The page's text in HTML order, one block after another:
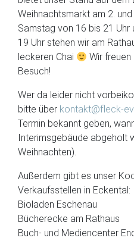
Weihnachtsmarkt am 2.
Samstag von 16 bis 21
19 Uhr stehen wir am
leckeren Chai
Wir freuen
Besuch!
Wer da leider nicht
bitte über kontakt@fleck-
Termin bekannt geben,
Interimsgebäude abgeholt
Weihnachten).
Außerdem gibt es unser
Verkaufsstellen in Eckental:
Bioladen Eschenau
Bücherecke am Rathaus
Buch- und Mediencenter